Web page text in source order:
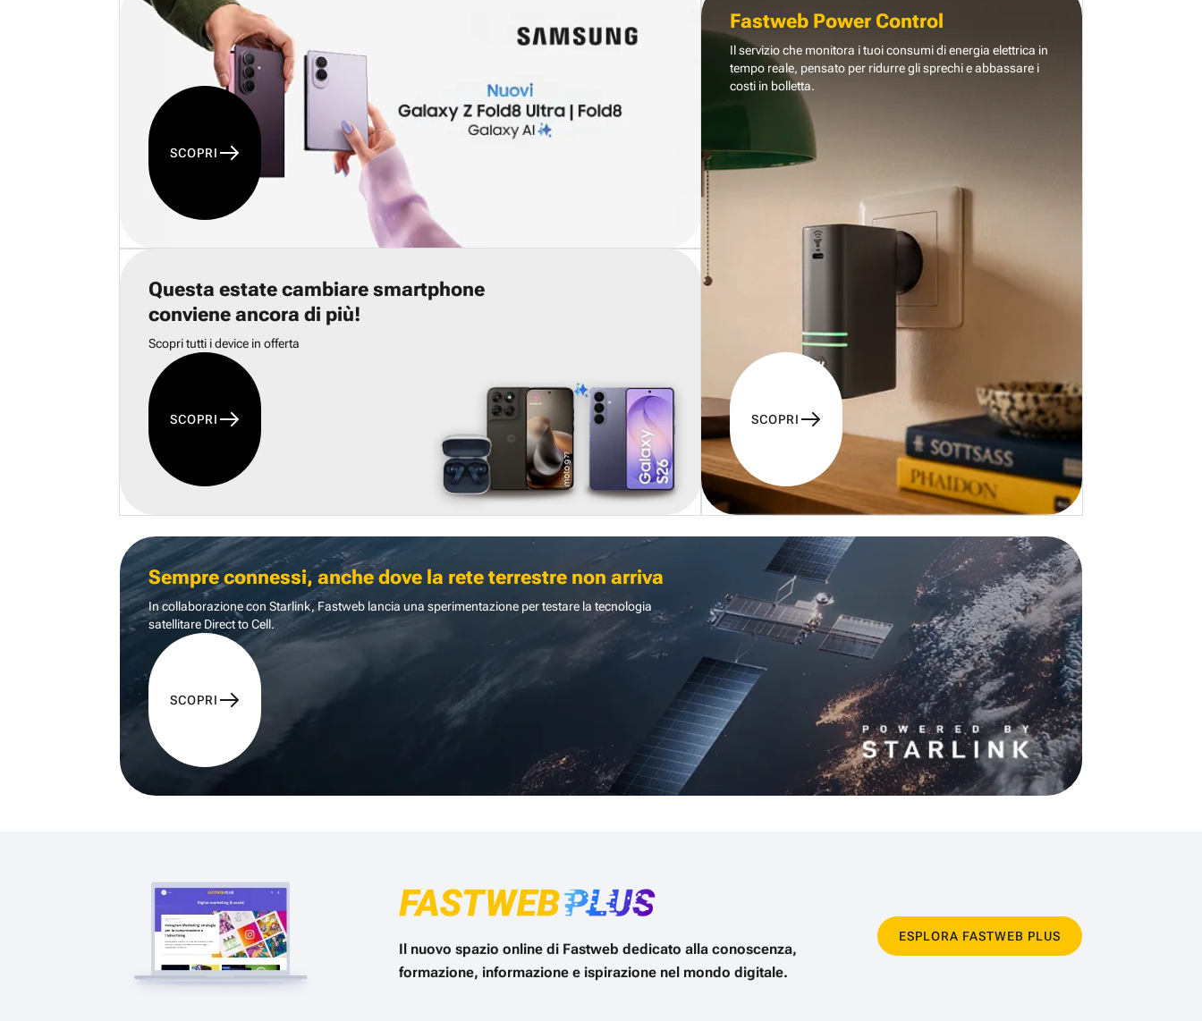
SCOPRI
Questa estate cambiare smartphone
conviene ancora di più!
Scopri tutti i device in offerta
SCOPRI
Fastweb Power Control
Il servizio che monitora i tuoi consumi di energia elettrica in
tempo reale, pensato per ridurre gli sprechi e abbassare i
costi in bolletta.
SCOPRI
Sempre connessi, anche dove la rete terrestre non arriva
In collaborazione con Starlink, Fastweb lancia una sperimentazione per testare la tecnologia
satellitare Direct to Cell.
SCOPRI
Il nuovo spazio online di Fastweb dedicato alla conoscenza,
formazione, informazione e ispirazione nel mondo digitale.
ESPLORA FASTWEB PLUS